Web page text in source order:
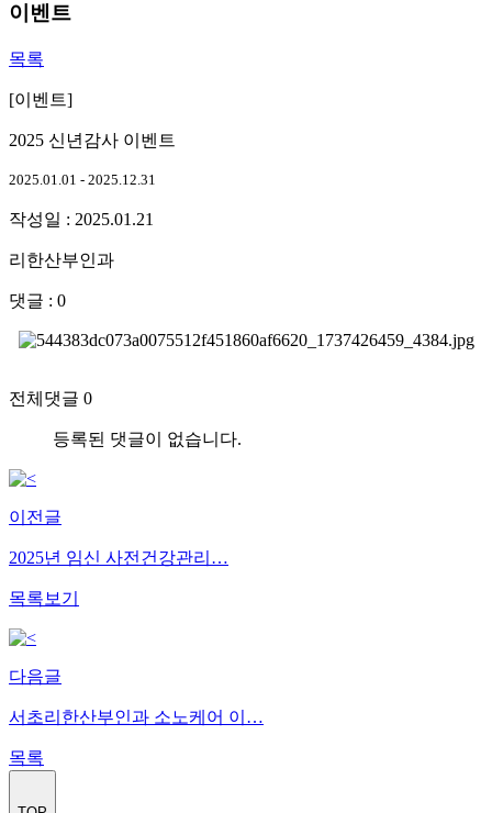
이벤트
목록
[이벤트]
2025 신년감사 이벤트
2025.01.01 - 2025.12.31
작성일 : 2025.01.21
리한산부인과
댓글 : 0
전체댓글 0
등록된 댓글이 없습니다.
이전글
2025년 임신 사전건강관리…
목록보기
다음글
서초리한산부인과 소노케어 이…
목록